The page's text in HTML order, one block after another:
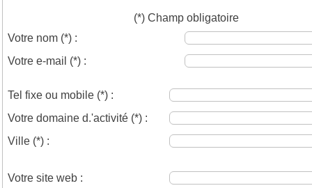
(*) Champ obligatoire
Votre nom (*) :
Votre e-mail (*) :
Tel fixe ou mobile (*) :
Votre domaine d.'activité (*) :
Ville (*) :
Votre site web :